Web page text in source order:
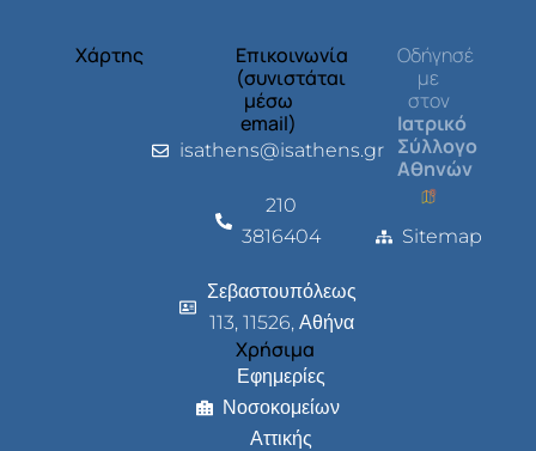
Χάρτης
Επικοινωνία
(συνιστάται
μέσω
email)
isathens@isathens.gr
210
3816404
Σεβαστουπόλεως
113, 11526, Αθήνα
Χρήσιμα
Εφημερίες
Νοσοκομείων
Αττικής
Οδήγησέ
με
στον
Ιατρικό
Σύλλογο
Αθηνών
Sitemap